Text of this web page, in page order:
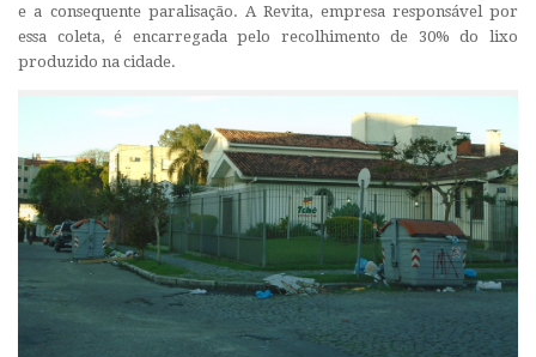
e a consequente paralisação. A Revita, empresa responsável por
essa coleta, é encarregada pelo recolhimento de 30% do lixo
produzido na cidade.